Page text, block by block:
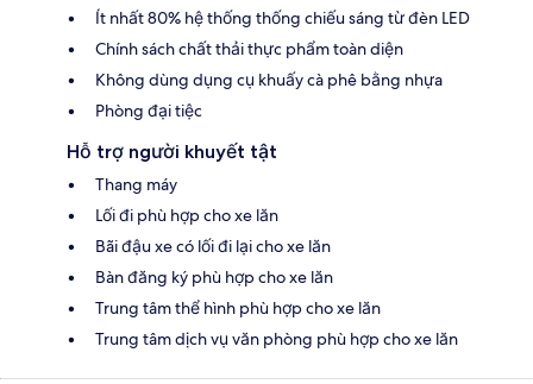
Ít nhất 80% hệ thống thống chiếu sáng từ đèn LED
Chính sách chất thải thực phẩm toàn diện
Không dùng dụng cụ khuấy cà phê bằng nhựa
Phòng đại tiệc
Hỗ trợ người khuyết tật
Thang máy
Lối đi phù hợp cho xe lăn
Bãi đậu xe có lối đi lại cho xe lăn
Bàn đăng ký phù hợp cho xe lăn
Trung tâm thể hình phù hợp cho xe lăn
Trung tâm dịch vụ văn phòng phù hợp cho xe lăn